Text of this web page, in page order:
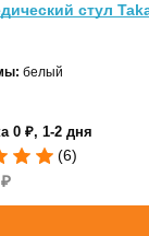
стул
белый
0 ₽, 1-2 дня
(6)
₽